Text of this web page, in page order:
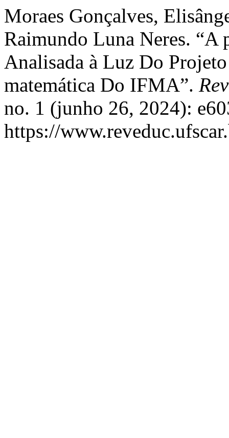
Moraes Gonçalves,
Raimundo Luna Neres. “A
Analisada à Luz Do
matemática Do IFMA”.
no. 1 (junho 26, 2024):
https://